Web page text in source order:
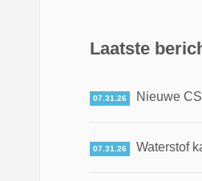
Laatste
07.31.26 Nieuwe
07.31.26 Waterstof